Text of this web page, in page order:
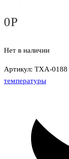
0Р
Нет в наличии
Артикул: ТХА-0188
температуры